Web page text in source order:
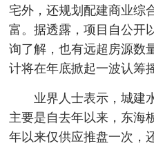
宅外，还规划配建商业综
富。据透露，项目自公开
询了解，也有远超房源数
计将在年底掀起一波认筹
业界人士表示，城建
主要是自去年以来，东海
年以来仅供应推盘一次，